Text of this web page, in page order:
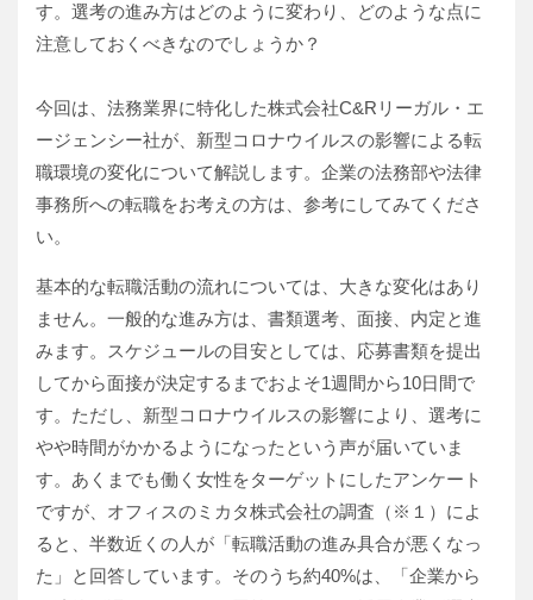
す。選考の進み方はどのように変わり、どのような点に
注意しておくべきなのでしょうか？
今回は、法務業界に特化した株式会社C&Rリーガル・エ
ージェンシー社が、新型コロナウイルスの影響による転
職環境の変化について解説します。企業の法務部や法律
事務所への転職をお考えの方は、参考にしてみてくださ
い。
基本的な転職活動の流れについては、大きな変化はあり
ません。一般的な進み方は、書類選考、面接、内定と進
みます。スケジュールの目安としては、応募書類を提出
してから面接が決定するまでおよそ1週間から10日間で
す。ただし、新型コロナウイルスの影響により、選考に
やや時間がかかるようになったという声が届いていま
す。あくまでも働く女性をターゲットにしたアンケート
ですが、オフィスのミカタ株式会社の調査（※１）によ
ると、半数近くの人が「転職活動の進み具合が悪くなっ
た」と回答しています。そのうち約40%は、「企業から